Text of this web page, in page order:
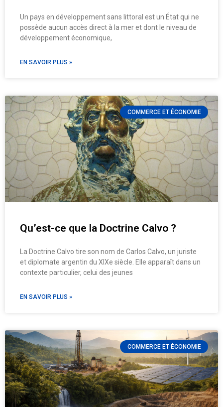
Un pays en développement sans littoral est un État qui ne
possède aucun accès direct à la mer et dont le niveau de
développement économique,
EN SAVOIR PLUS »
COMMERCE ET ÉCONOMIE
Qu’est-ce que la Doctrine Calvo ?
La Doctrine Calvo tire son nom de Carlos Calvo, un juriste
et diplomate argentin du XIXe siècle. Elle apparaît dans un
contexte particulier, celui des jeunes
EN SAVOIR PLUS »
COMMERCE ET ÉCONOMIE